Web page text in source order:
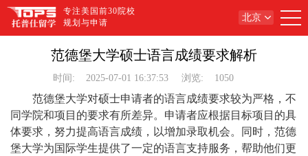
专注美国前30院校
规划与申请
北京
范德堡大学硕士语言成绩要求解析
时间: 2025-07-01 16:37:53 浏览: 1050
范德堡大学对硕士申请者的语言成绩要求较为严格，不
同学院和项目的要求有所差异。申请者应根据目标项目的具
体要求，努力提高语言成绩，以增加录取机会。同时，范德
堡大学为国际学生提供了一定的语言支持服务，帮助他们更